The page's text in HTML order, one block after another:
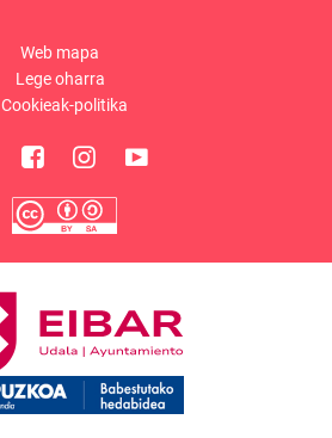
Web mapa
Lege oharra
Cookieak-politika